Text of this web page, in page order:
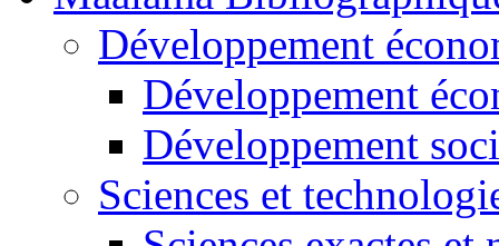
Développement
Développement
Développement
Sciences et